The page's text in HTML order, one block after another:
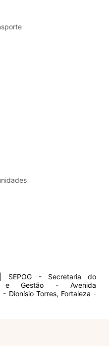
- Secretaria do
e Gestão - Avenida
Dionísio Torres, Fortaleza -